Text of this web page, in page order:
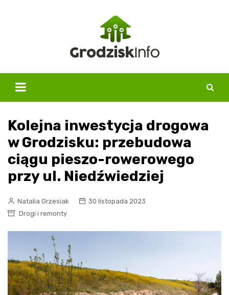
Kolejna inwestycja drogowa
w Grodzisku: przebudowa
ciągu pieszo-rowerowego
przy ul. Niedźwiedziej
Natalia Grzesiak
30 listopada 2023
Drogi i remonty